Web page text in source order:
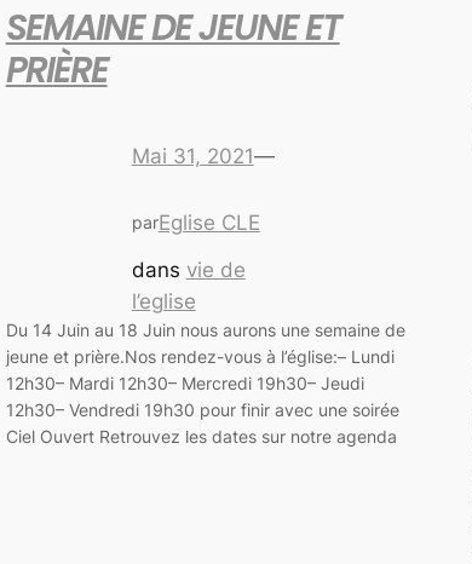
SEMAINE DE JEUNE ET
PRIÈRE
Mai 31, 2021—
parEglise CLE
dans vie de
l’eglise
Du 14 Juin au 18 Juin nous aurons une semaine de
jeune et prière.Nos rendez-vous à l’église:– Lundi
12h30– Mardi 12h30– Mercredi 19h30– Jeudi
12h30– Vendredi 19h30 pour finir avec une soirée
Ciel Ouvert Retrouvez les dates sur notre agenda